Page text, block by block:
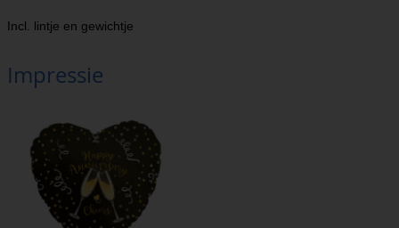
Incl. lintje en gewichtje
Impressie